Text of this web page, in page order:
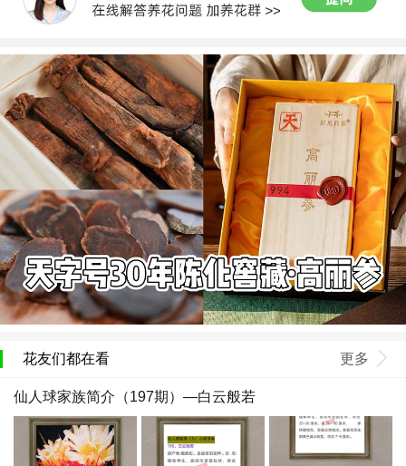
花友们都在看 更多
仙人球家族简介（197期）—白云般若